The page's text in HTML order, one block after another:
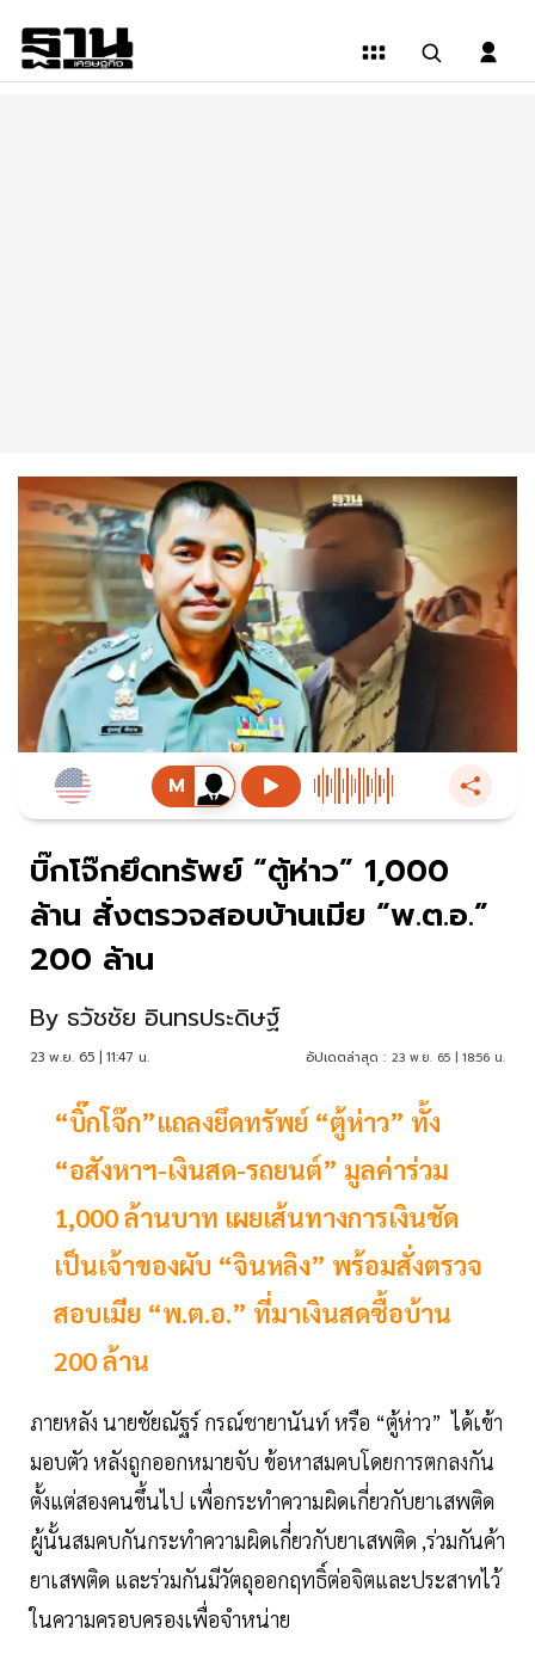
บิ๊กโจ๊กยึดทรัพย์ “ตู้ห่าว” 1,000
ล้าน สั่งตรวจสอบบ้านเมีย “พ.ต.อ.”
200 ล้าน
By ธวัชชัย อินทรประดิษฐ์
23 พ.ย. 65 | 11:47 น. อัปเดตล่าสุด : 23 พ.ย. 65 | 18:56 น.
“บิ๊กโจ๊ก”แถลงยึดทรัพย์ “ตู้ห่าว” ทั้ง
“อสังหาฯ-เงินสด-รถยนต์” มูลค่าร่วม
1,000 ล้านบาท เผยเส้นทางการเงินชัด
เป็นเจ้าของผับ “จินหลิง” พร้อมสั่งตรวจ
สอบเมีย “พ.ต.อ.” ที่มาเงินสดซื้อบ้าน
200 ล้าน
ภายหลัง นายชัยณัฐร์ กรณ์ชายานันท์ หรือ “ตู้ห่าว” ได้เข้า
มอบตัว หลังถูกออกหมายจับ ข้อหาสมคบโดยการตกลงกัน
ตั้งแต่สองคนขึ้นไป เพื่อกระทำความผิดเกี่ยวกับยาเสพติด
ผู้นั้นสมคบกันกระทำความผิดเกี่ยวกับยาเสพติด ,ร่วมกันค้า
ยาเสพติด และร่วมกันมีวัตถุออกฤทธิ์ต่อจิตและประสาทไว้
ในความครอบครองเพื่อจำหน่าย